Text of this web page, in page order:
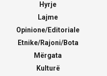
Hyrje
Lajme
Opinione/Editoriale
Etnike/Rajoni/Bota
Mërgata
Kulturë